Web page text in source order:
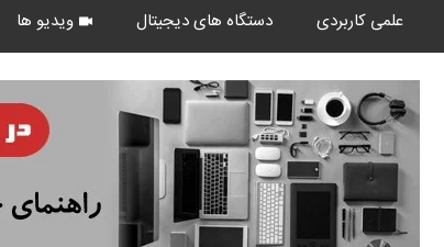
علمی کاربردی دستگاه های دیجیتال ویدیو ها